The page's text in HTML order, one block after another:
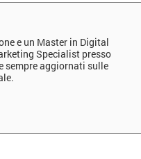
e un Master in Digital
Specialist presso
sempre aggiornati sulle